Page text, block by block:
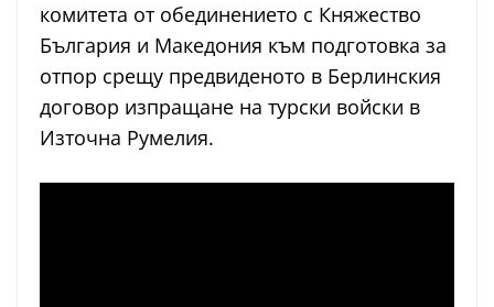
комитета от обединението с Княжество
България и Македония към подготовка за
отпор срещу предвиденото в Берлинския
договор изпращане на турски войски в
Източна Румелия.